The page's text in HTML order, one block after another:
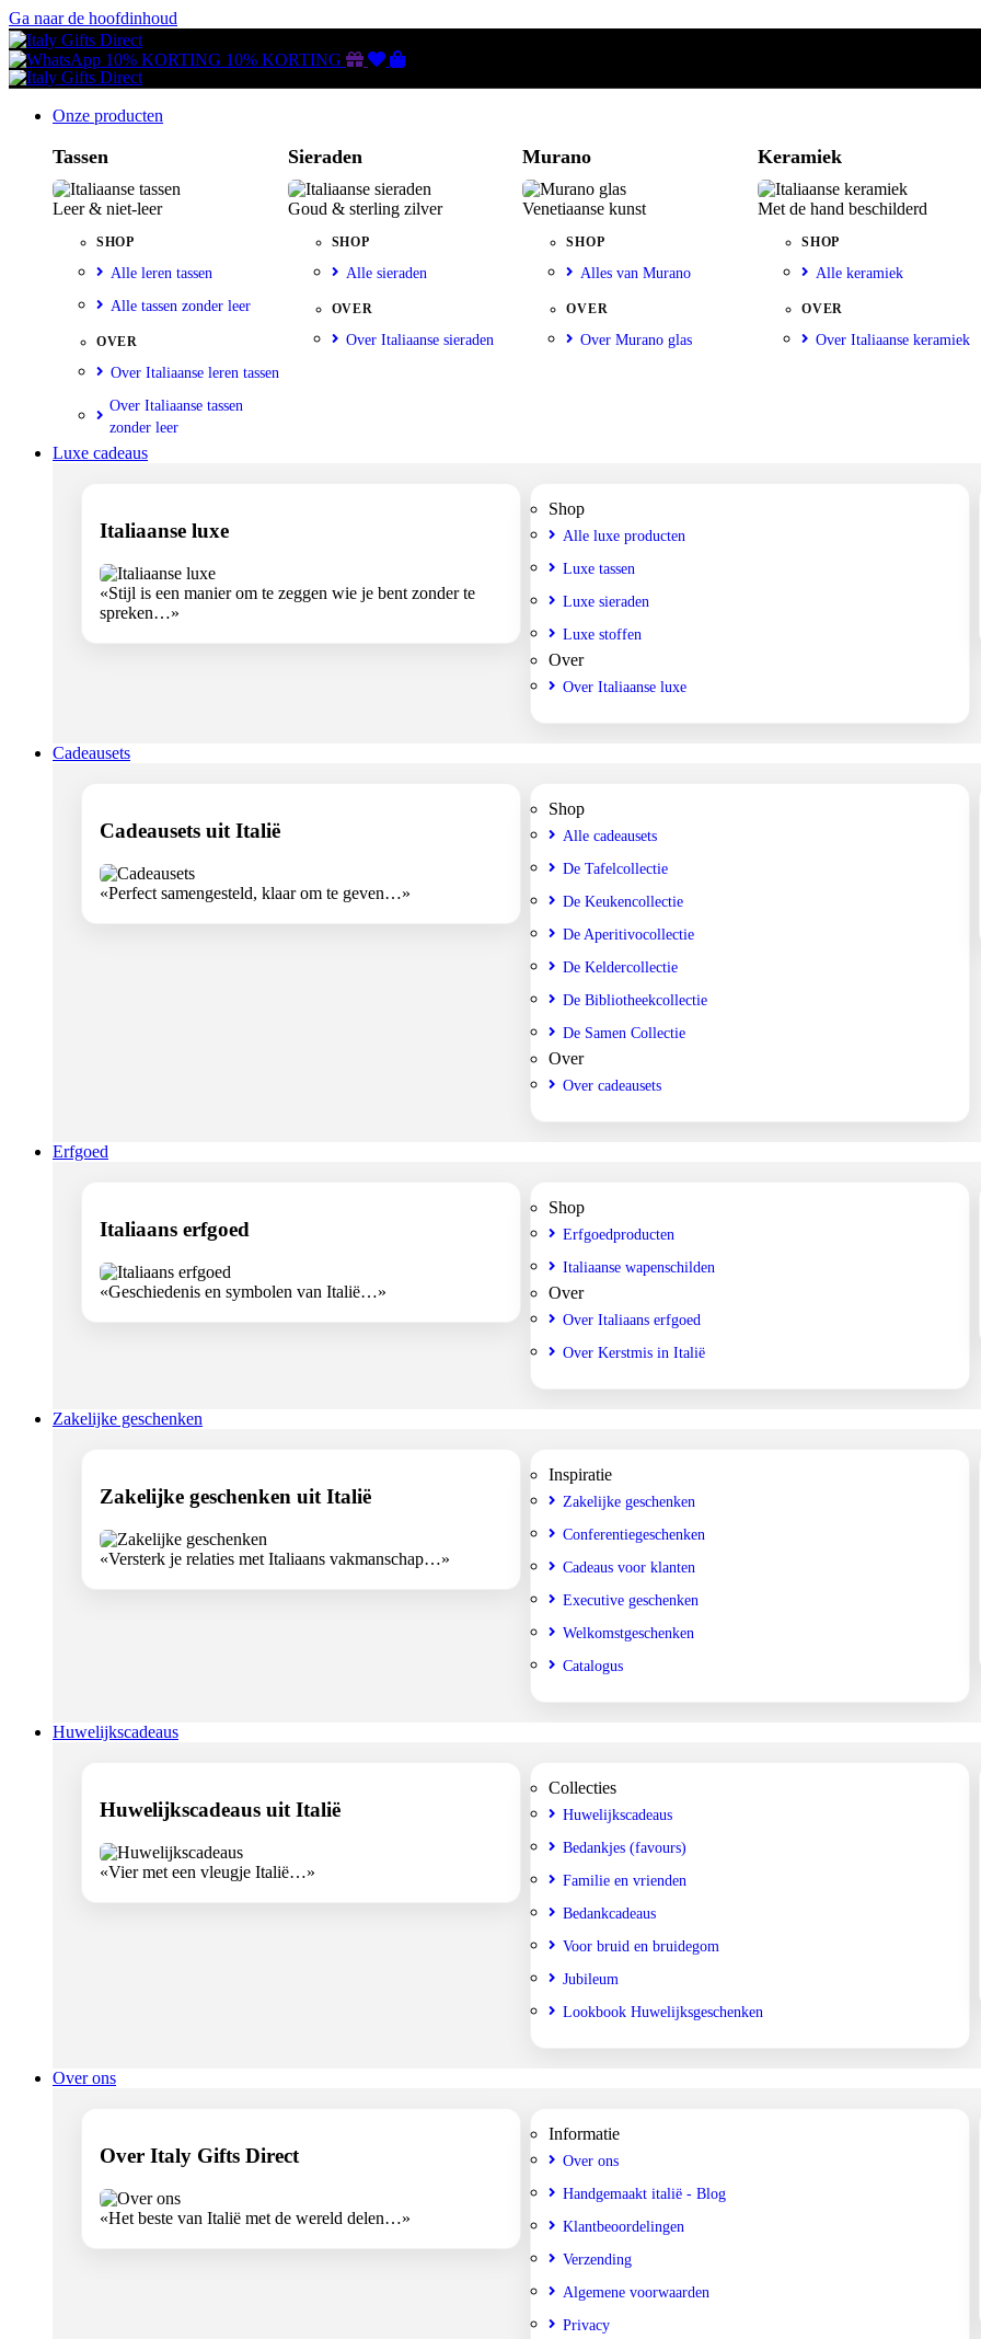
Ga naar de hoofdinhoud
10% KORTING 10% KORTING Gutscheine
Wunschliste
Warenkorb
Onze producten
Tassen
Leer & niet-leer
SHOP
Alle leren tassen
Alle tassen zonder leer
OVER
Over Italiaanse leren tassen
Over Italiaanse tassen
zonder leer
Sieraden
Goud & sterling zilver
SHOP
Alle sieraden
OVER
Over Italiaanse sieraden
Murano
Venetiaanse kunst
SHOP
Alles van Murano
OVER
Over Murano glas
Keramiek
Met de hand beschilderd
SHOP
Alle keramiek
OVER
Over Italiaanse keramiek
Luxe cadeaus
Italiaanse luxe
«Stijl is een manier om te zeggen wie je bent zonder te
spreken…»
Shop
Alle luxe producten
Luxe tassen
Luxe sieraden
Luxe stoffen
Over
Over Italiaanse luxe
Cadeausets
Cadeausets uit Italië
«Perfect samengesteld, klaar om te geven…»
Shop
Alle cadeausets
De Tafelcollectie
De Keukencollectie
De Aperitivocollectie
De Keldercollectie
De Bibliotheekcollectie
De Samen Collectie
Over
Over cadeausets
Erfgoed
Italiaans erfgoed
«Geschiedenis en symbolen van Italië…»
Shop
Erfgoedproducten
Italiaanse wapenschilden
Over
Over Italiaans erfgoed
Over Kerstmis in Italië
Zakelijke geschenken
Zakelijke geschenken uit Italië
«Versterk je relaties met Italiaans vakmanschap…»
Inspiratie
Zakelijke geschenken
Conferentiegeschenken
Cadeaus voor klanten
Executive geschenken
Welkomstgeschenken
Catalogus
Huwelijkscadeaus
Huwelijkscadeaus uit Italië
«Vier met een vleugje Italië…»
Collecties
Huwelijkscadeaus
Bedankjes (favours)
Familie en vrienden
Bedankcadeaus
Voor bruid en bruidegom
Jubileum
Lookbook Huwelijksgeschenken
Over ons
Over Italy Gifts Direct
«Het beste van Italië met de wereld delen…»
Informatie
Over ons
Handgemaakt italië - Blog
Klantbeoordelingen
Verzending
Algemene voorwaarden
Privacy